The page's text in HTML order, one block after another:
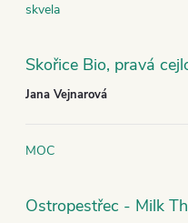
skvela
Jana Vejnarová
MOC